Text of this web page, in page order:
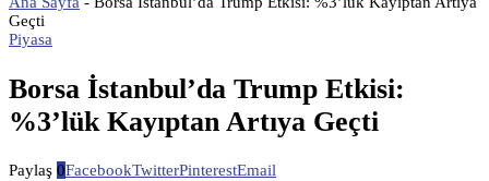
Geçti
Piyasa
Borsa İstanbul’da Trump Etkisi:
%3’lük Kayıptan Artıya Geçti
Paylaş 0FacebookTwitterPinterestEmail